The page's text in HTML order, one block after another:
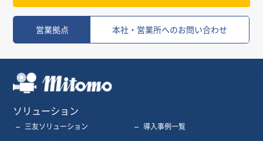
営業拠点 本社・営業所へのお問い合わせ
ソリューション
三友ソリューション 導入事例一覧